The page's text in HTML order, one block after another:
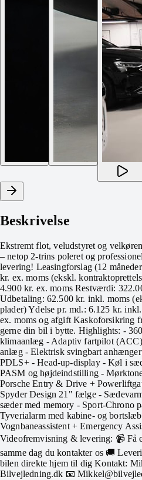
Beskrivelse
Ekstremt flot, veludstyret og
– netop 2-trins poleret og
levering! Leasingforslag (12
kr. ex. moms (ekskl.
4.900 kr. ex. moms Restværdi:
Udbetaling: 62.500 kr. inkl. moms
plader) Ydelse pr. md.: 6.125 kr.
ex. moms og afgift Kaskoforsikring
gerne din bil i bytte. Highlights: -
klimaanlæg - Adaptiv fartpilot
anlæg - Elektrisk svingbart
PDLS+ - Head-up-display - Køl i
PASM og højdeindstilling -
Porsche Entry & Drive +
Spyder Design 21" fælge -
sæder med memory - Sport-Chrono
Tyverialarm med kabine- og
Vognbaneassistent + Emergency
Videofremvisning & levering: 📹 Få
samme dag du kontakter os 🚚
bilen direkte hjem til dig Kontakt:
Bilvejledning.dk 📧